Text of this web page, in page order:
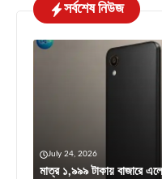
সর্বশেষ নিউজ
July 24, 2026
মাত্র ১,৯৯৯ টাকায় বাজারে